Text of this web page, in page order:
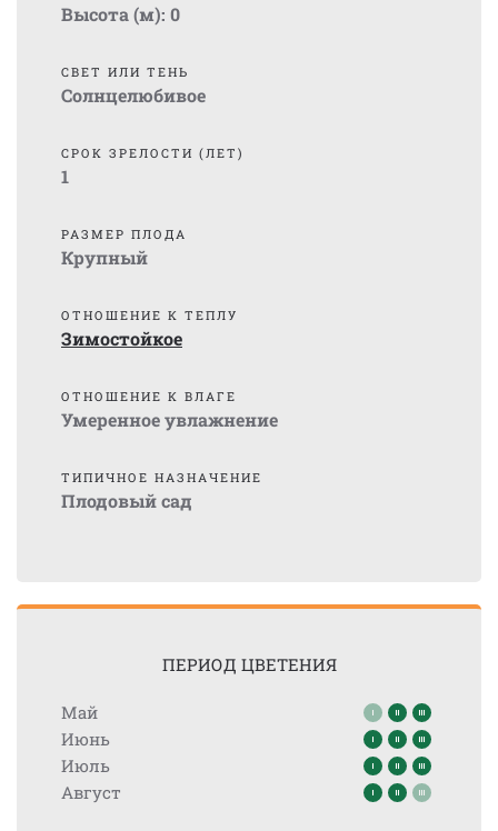
Высота (м): 0
СВЕТ ИЛИ ТЕНЬ
Солнцелюбивое
СРОК ЗРЕЛОСТИ (ЛЕТ)
1
РАЗМЕР ПЛОДА
Крупный
ОТНОШЕНИЕ К ТЕПЛУ
Зимостойкое
ОТНОШЕНИЕ К ВЛАГЕ
Умеренное увлажнение
ТИПИЧНОЕ НАЗНАЧЕНИЕ
Плодовый сад
ПЕРИОД ЦВЕТЕНИЯ
Май
Июнь
Июль
Август